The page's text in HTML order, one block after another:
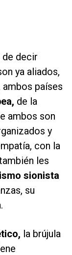
de decir
ya aliados,
países
de la
ambos son
y
con la
les
sionista
su
la brújula